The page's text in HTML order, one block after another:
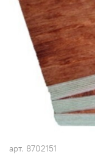
арт. 8702151